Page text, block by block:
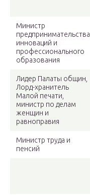
Министр
предпринимательства,
инноваций и
профессионального
образования
Лидер Палаты общин,
Лорд-хранитель
Малой печати,
министр по делам
женщин и
равноправия
Министр труда и
пенсий